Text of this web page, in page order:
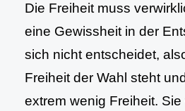
Die Freiheit muss
eine Gewissheit in der
sich nicht entscheidet,
Freiheit der Wahl steht
extrem wenig Freiheit.